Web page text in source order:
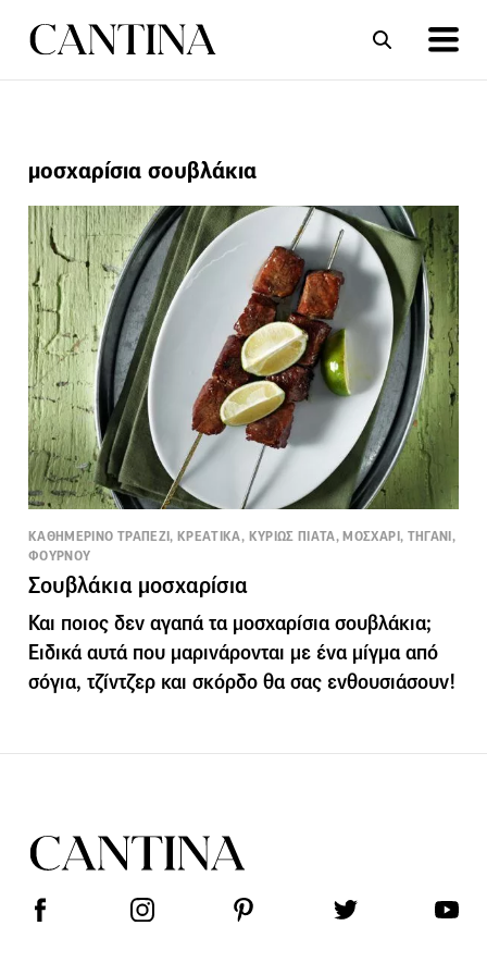
ΣΥΝΤΑΓΕΣ
μοσχαρίσια σουβλάκια
ΚΑΘΗΜΕΡΙΝΟ ΤΡΑΠΕΖΙ, ΚΡΕΑΤΙΚΑ, ΚΥΡΙΩΣ ΠΙΑΤΑ, ΜΟΣΧΑΡΙ, ΤΗΓΑΝΙ,
ΦΟΥΡΝΟΥ
Σουβλάκια μoσχαρίσια
Και ποιος δεν αγαπά τα μοσχαρίσια σουβλάκια;
Ειδικά αυτά που μαρινάρονται με ένα μίγμα από
σόγια, τζίντζερ και σκόρδο θα σας ενθουσιάσουν!